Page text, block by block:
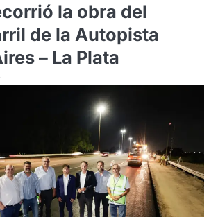
la obra del
de la Autopista
– La Plata